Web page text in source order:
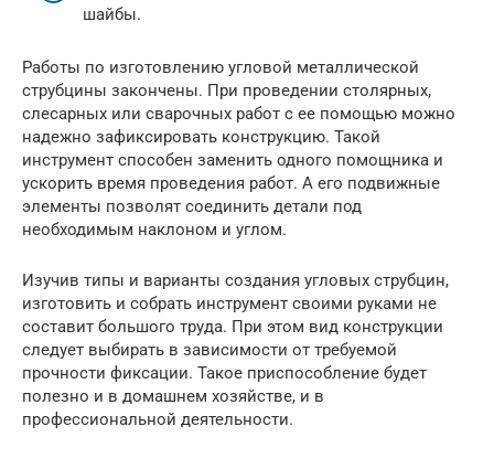
шайбы.
Работы по изготовлению угловой металлической
струбцины закончены. При проведении столярных,
слесарных или сварочных работ с ее помощью можно
надежно зафиксировать конструкцию. Такой
инструмент способен заменить одного помощника и
ускорить время проведения работ. А его подвижные
элементы позволят соединить детали под
необходимым наклоном и углом.
Изучив типы и варианты создания угловых струбцин,
изготовить и собрать инструмент своими руками не
составит большого труда. При этом вид конструкции
следует выбирать в зависимости от требуемой
прочности фиксации. Такое приспособление будет
полезно и в домашнем хозяйстве, и в
профессиональной деятельности.